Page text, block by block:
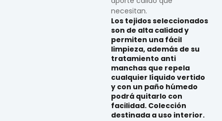
necesitan.
Los tejidos seleccionados
son de alta calidad y
permiten una fácil
limpieza, además de su
tratamiento anti
manchas que repela
cualquier líquido vertido
y con un paño húmedo
podrá quitarlo con
facilidad. Colección
destinada a uso interior.